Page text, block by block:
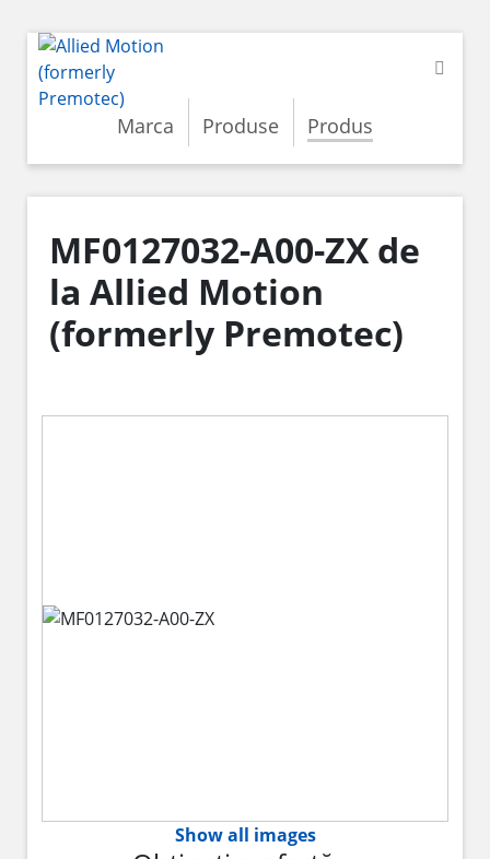
Marca Produse Produs
MF0127032-A00-ZX de
la Allied Motion
(formerly Premotec)
Show all images